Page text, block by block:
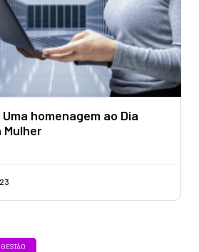
homenagem ao Dia
GESTÃO